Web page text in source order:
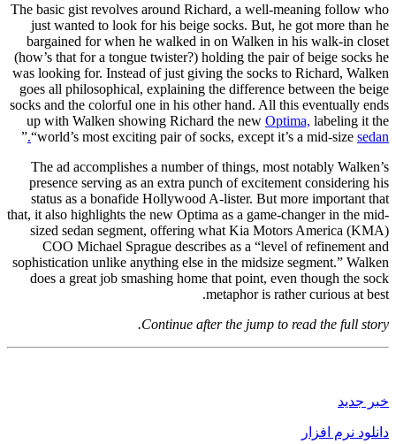
The basic gist revolves around Richard, a well-meaning follow who
just wanted to look for his beige socks. But, he got more than he
bargained for when he walked in on Walken in his walk-in closet
(how’s that for a tongue twister?) holding the pair of beige socks he
was looking for. Instead of just giving the socks to Richard, Walken
goes all philosophical, explaining the difference between the beige
socks and the colorful one in his other hand. All this eventually ends
up with Walken showing Richard the new Optima, labeling it the
“world’s most exciting pair of socks, except it’s a mid-size sedan.
”
The ad accomplishes a number of things, most notably Walken’s
presence serving as an extra punch of excitement considering his
status as a bonafide Hollywood A-lister. But more important that
that, it also highlights the new Optima as a game-changer in the mid-
sized sedan segment, offering what Kia Motors America (KMA)
COO Michael Sprague describes as a “level of refinement and
sophistication unlike anything else in the midsize segment.” Walken
does a great job smashing home that point, even though the sock
metaphor is rather curious at best.
Continue after the jump to read the full story.
خبر جدید
دانلود نرم افزار